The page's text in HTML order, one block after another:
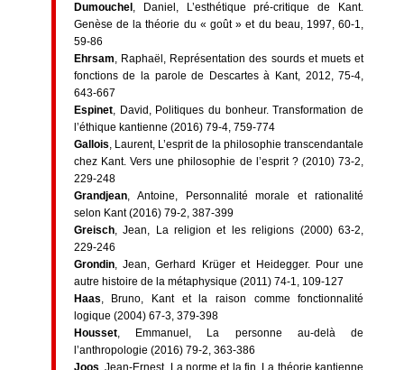
Dumouchel , Daniel, L’esthétique pré-critique de Kant.
Genèse de la théorie du « goût » et du beau, 1997, 60-1,
59-86
Ehrsam, Raphaël, Représentation des sourds et muets et
fonctions de la parole de Descartes à Kant, 2012, 75-4,
643-667
Espinet, David, Politiques du bonheur. Transformation de
l’éthique kantienne (2016) 79-4, 759-774
Gallois, Laurent, L’esprit de la philosophie transcendantale
chez Kant. Vers une philosophie de l’esprit ? (2010) 73-2,
229-248
Grandjean, Antoine, Personnalité morale et rationalité
selon Kant (2016) 79-2, 387-399
Greisch, Jean, La religion et les religions (2000) 63-2,
229-246
Grondin, Jean, Gerhard Krüger et Heidegger. Pour une
autre histoire de la métaphysique (2011) 74-1, 109-127
Haas, Bruno, Kant et la raison comme fonctionnalité
logique (2004) 67-3, 379-398
Housset, Emmanuel, La personne au-delà de
l’anthropologie (2016) 79-2, 363-386
Joos, Jean-Ernest, La norme et la fin. La théorie kantienne